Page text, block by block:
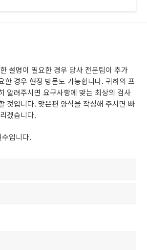
설명이 필요한 경우 당사 전문팀이 추가
한 경우 현장 방문도 가능합니다. 귀하의 프
알려주시면 요구사항에 맞는 최상의 검사
것입니다. 맞은편 양식을 작성해 주시면 빠
겠습니다.
입니다.